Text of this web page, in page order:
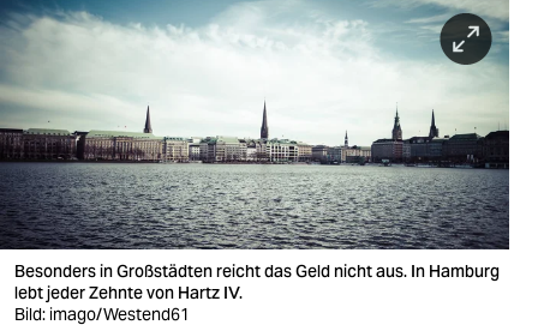
berlin
wahrheit
verlag
verlag
veranstaltungen
shop
Besonders in Großstädten reicht das Geld nicht aus. In Hamburg
lebt jeder Zehnte von Hartz IV.
Bild: imago/Westend61